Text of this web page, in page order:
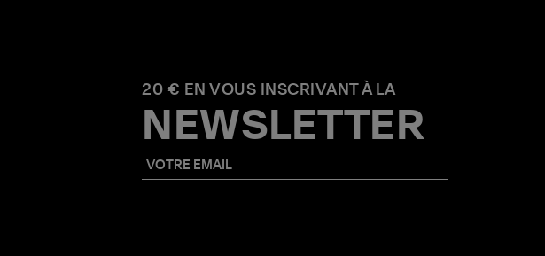
20 € EN VOUS INSCRIVANT À LA
NEWSLETTER